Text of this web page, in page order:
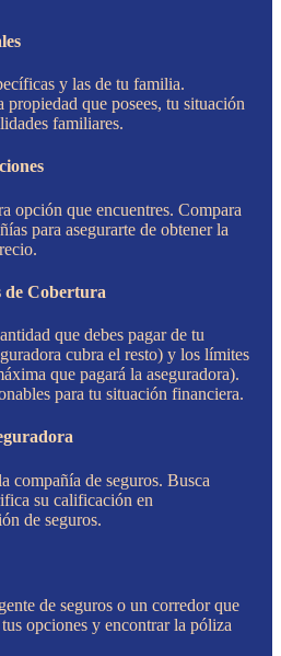
y las de tu familia.
que posees, tu situación
familiares.
opción que encuentres. Compara
para asegurarte de obtener la
de Cobertura
que debes pagar de tu
cubra el resto) y los límites
que pagará la aseguradora).
para tu situación financiera.
compañía de seguros. Busca
su calificación en
de seguros.
de seguros o un corredor que
opciones y encontrar la póliza